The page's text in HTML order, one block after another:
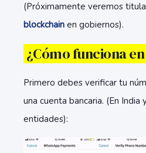
(Próximamente veremos
blockchain en gobiernos).
¿Cómo funciona
Primero debes verificar tu
una cuenta bancaria. (En India
entidades):